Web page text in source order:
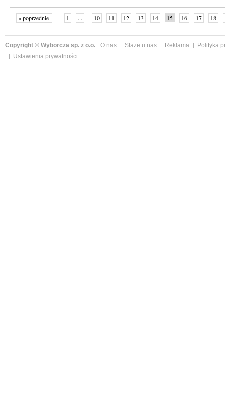
« poprzednie 1 ... 10 11 12 13 14 15 16 17 18
Copyright © Wyborcza sp. z o.o. O nas Staże u nas Reklama
Polityka
Ustawienia prywatności